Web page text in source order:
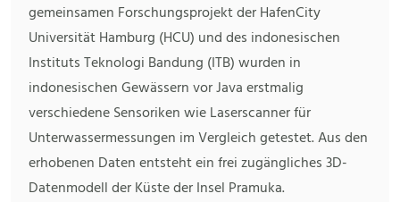
gemeinsamen Forschungsprojekt der HafenCity
Universität Hamburg (HCU) und des indonesischen
Instituts Teknologi Bandung (ITB) wurden in
indonesischen Gewässern vor Java erstmalig
verschiedene Sensoriken wie Laserscanner für
Unterwassermessungen im Vergleich getestet. Aus den
erhobenen Daten entsteht ein frei zugängliches 3D-
Datenmodell der Küste der Insel Pramuka.